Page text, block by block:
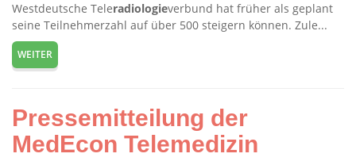
Westdeutsche Teleradiologieverbund hat früher als geplant
seine Teilnehmerzahl auf über 500 steigern können. Zule...
WEITER
Pressemitteilung der
MedEcon Telemedizin